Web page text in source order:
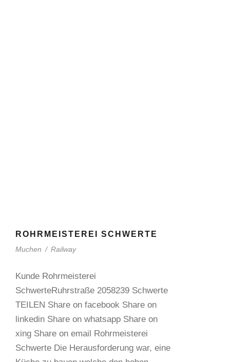
ROHRMEISTEREI SCHWERTE
Muchen / Railway
Kunde Rohrmeisterei
SchwerteRuhrstraße 2058239 Schwerte
TEILEN Share on facebook Share on
linkedin Share on whatsapp Share on
xing Share on email Rohrmeisterei
Schwerte Die Herausforderung war, eine